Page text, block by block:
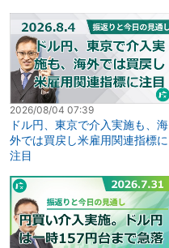
2026/08/04 07:39
ドル円、東京で介入実施も、海
外では買戻し米雇用関連指標に
注目